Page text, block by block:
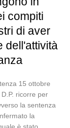
compiti
di aver
dell'attività
15 ottobre
ricorre per
la sentenza
la